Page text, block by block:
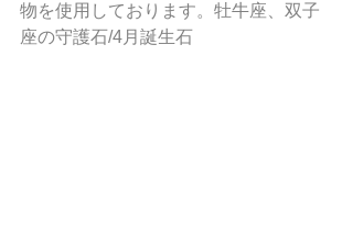
物を使用しております。牡牛座、双子
座の守護石/4月誕生石